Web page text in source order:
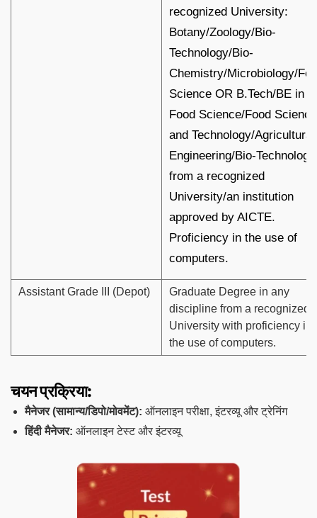
recognized University:
Botany/Zoology/Bio-
Technology/Bio-
Chemistry/Microbiology/
Science OR B.Tech/BE in
Food Science/Food Science
and Technology/Agricultural
Engineering/Bio-Technology
from a recognized
University/an institution
approved by AICTE.
Proficiency in the use of
computers.
Assistant Grade III (Depot)
Graduate Degree in any
discipline from a recognized
University with proficiency in
the use of computers.
चयन प्रक्रिया:
मैनेजर (सामान्य/डिपो/मोवमेंट): ऑनलाइन परीक्षा, इंटरव्यू और ट्रेनिंग
हिंदी मैनेजर: ऑनलाइन टेस्ट और इंटरव्यू